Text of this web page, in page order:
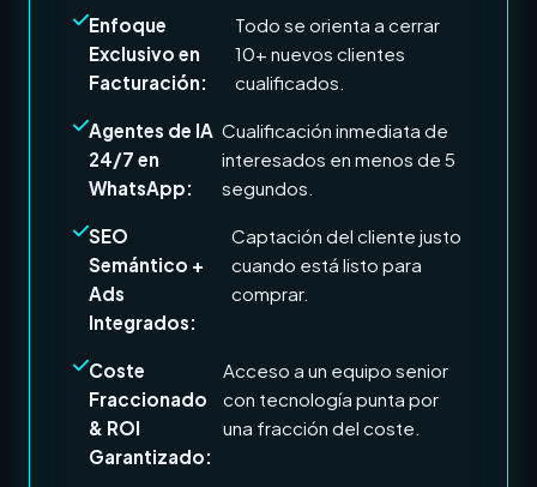
Enfoque
Exclusivo en
Facturación:
Todo se orienta a cerrar
10+ nuevos clientes
cualificados.
Agentes de IA
24/7 en
WhatsApp:
Cualificación inmediata de
interesados en menos de 5
segundos.
SEO
Semántico +
Ads
Integrados:
Captación del cliente justo
cuando está listo para
comprar.
Coste
Fraccionado
& ROI
Garantizado:
Acceso a un equipo senior
con tecnología punta por
una fracción del coste.